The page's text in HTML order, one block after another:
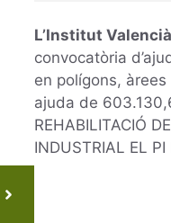
L’Institut
convocatòria
en polígons,
ajuda de
REHABILITACIÓ
INDUSTRIAL EL